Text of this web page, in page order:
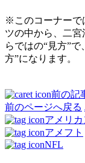
※このコーナーで
ツの中から、二
らではの“見方”
方”になります。
前の記
前のページへ戻る
アメリ
アメフト
NFL